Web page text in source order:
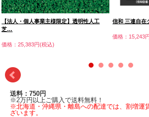
【法人・個人事業主様限定】透明性人工
芝…
価格：25,383円(税込)
信和 三連自
価格：15,243
送料：750円
※2万円以上ご購入で送料無料！
※北海道・沖縄県・離島への配達では、割増運
ざいます。